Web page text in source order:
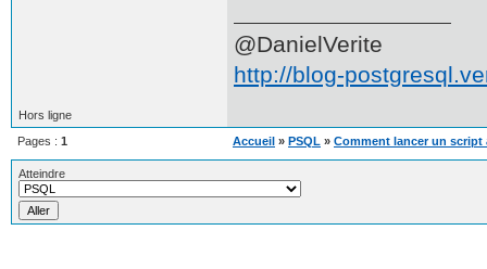
@DanielVerite
http://blog-
Hors ligne
Pages : 1 Accueil » PSQL » Comment lancer un script
Atteindre